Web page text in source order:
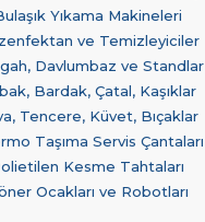
Yıkama Makineleri
ve Temizleyiciler
Davlumbaz ve Standlar
Bardak, Çatal, Kaşıklar
Tencere, Küvet, Bıçaklar
Taşıma Servis Çantaları
Kesme Tahtaları
Ocakları ve Robotları